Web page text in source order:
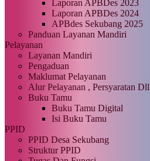
Laporan APBDes 2023
Laporan APBDes 2024
APBdes Sekubang 2025
Panduan Layanan Mandiri
Pelayanan
Layanan Mandiri
Pengaduan
Maklumat Pelayanan
Alur Pelayanan , Persyaratan Dll
Buku Tamu
Buku Tamu Digital
Isi Buku Tamu
PPID
PPID Desa Sekubang
Struktur PPID